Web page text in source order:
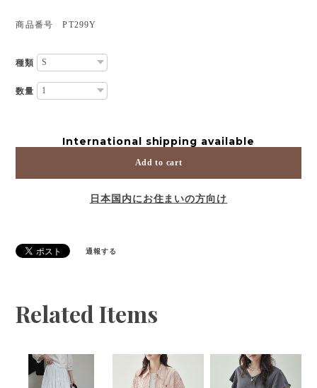
商品番号 PT299Y
種類
数量
International shipping available
Add to cart
日本国内にお住まいの方向け
通報する
Related Items